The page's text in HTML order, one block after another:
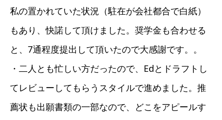
私の置かれていた状況（駐在が会社都合で白紙）
もあり、快諾して頂けました。奨学金も合わせる
と、7通程度提出して頂いたので大感謝です。。
・二人とも忙しい方だったので、Edとドラフトし
てレビューしてもらうスタイルで進めました。推
薦状も出願書類の一部なので、どこをアピールす